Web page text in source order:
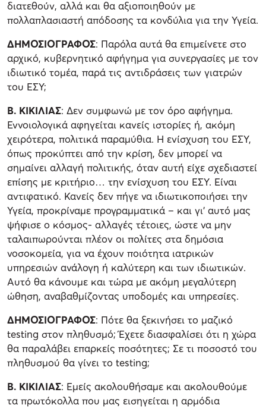
διατεθούν, αλλά και θα αξιοποιηθούν με
πολλαπλασιαστή απόδοσης τα κονδύλια για την Υγεία.
ΔΗΜΟΣΙΟΓΡΑΦΟΣ: Παρόλα αυτά θα επιμείνετε στο
αρχικό, κυβερνητικό αφήγημα για συνεργασίες με τον
ιδιωτικό τομέα, παρά τις αντιδράσεις των γιατρών
του ΕΣΥ;
Β. ΚΙΚΙΛΙΑΣ: Δεν συμφωνώ με τον όρο αφήγημα.
Εννοιολογικά αφηγείται κανείς ιστορίες ή, ακόμη
χειρότερα, πολιτικά παραμύθια. Η ενίσχυση του ΕΣΥ,
όπως προκύπτει από την κρίση, δεν μπορεί να
σημαίνει αλλαγή πολιτικής, όταν αυτή είχε σχεδιαστεί
επίσης με κριτήριο… την ενίσχυση του ΕΣΥ. Είναι
αντιφατικό. Κανείς δεν πήγε να ιδιωτικοποιήσει την
Υγεία, προκρίναμε προγραμματικά – και γι’ αυτό μας
ψήφισε ο κόσμος- αλλαγές τέτοιες, ώστε να μην
ταλαιπωρούνται πλέον οι πολίτες στα δημόσια
νοσοκομεία, για να έχουν ποιότητα ιατρικών
υπηρεσιών ανάλογη ή καλύτερη και των ιδιωτικών.
Αυτό θα κάνουμε και τώρα με ακόμη μεγαλύτερη
ώθηση, αναβαθμίζοντας υποδομές και υπηρεσίες.
ΔΗΜΟΣΙΟΓΡΑΦΟΣ: Πότε θα ξεκινήσει το μαζικό
testing στον πληθυσμό; Έχετε διασφαλίσει ότι η χώρα
θα παραλάβει επαρκείς ποσότητες; Σε τι ποσοστό του
πληθυσμού θα γίνει το testing;
Β. ΚΙΚΙΛΙΑΣ: Εμείς ακολουθήσαμε και ακολουθούμε
τα πρωτόκολλα που μας εισηγείται η αρμόδια